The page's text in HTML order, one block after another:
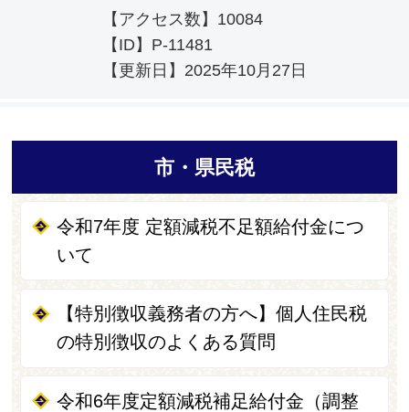
【アクセス数】 10084
【ID】 P-11481
【更新日】 2025年10月27日
市・県民税
令和7年度 定額減税不足額給付金につ
いて
【特別徴収義務者の方へ】個人住民税
の特別徴収のよくある質問
令和6年度定額減税補足給付金（調整